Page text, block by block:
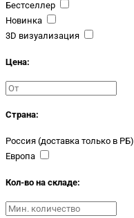
Бестселлер
Новинка
3D визуализация
Цена:
Страна:
Россия (доставка только в РБ)
Европа
Кол-во на складе: